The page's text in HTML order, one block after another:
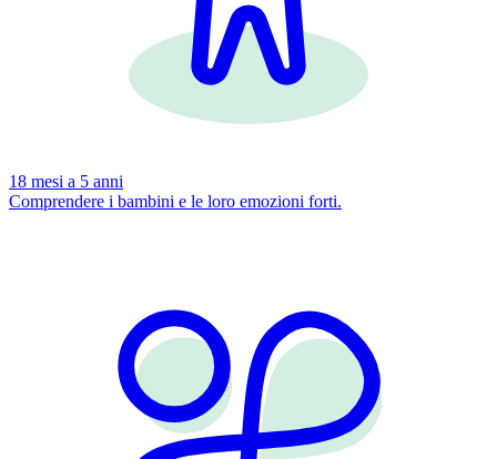
18 mesi a 5 anni
Comprendere i bambini e le loro emozioni forti.